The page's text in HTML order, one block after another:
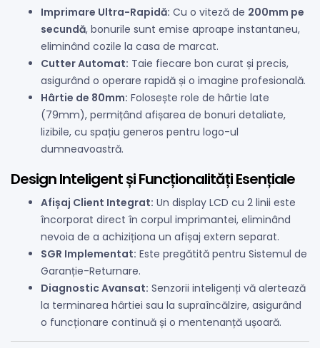
Imprimare Ultra-Rapidă: Cu o viteză de 200mm pe
secundă, bonurile sunt emise aproape instantaneu,
eliminând cozile la casa de marcat.
Cutter Automat: Taie fiecare bon curat și precis,
asigurând o operare rapidă și o imagine profesională.
Hârtie de 80mm: Folosește role de hârtie late
(79mm), permițând afișarea de bonuri detaliate,
lizibile, cu spațiu generos pentru logo-ul
dumneavoastră.
Design Inteligent și Funcționalități Esențiale
Afișaj Client Integrat: Un display LCD cu 2 linii este
încorporat direct în corpul imprimantei, eliminând
nevoia de a achiziționa un afișaj extern separat.
SGR Implementat: Este pregătită pentru Sistemul de
Garanție-Returnare.
Diagnostic Avansat: Senzorii inteligenți vă alertează
la terminarea hârtiei sau la supraîncălzire, asigurând
o funcționare continuă și o mentenanță ușoară.